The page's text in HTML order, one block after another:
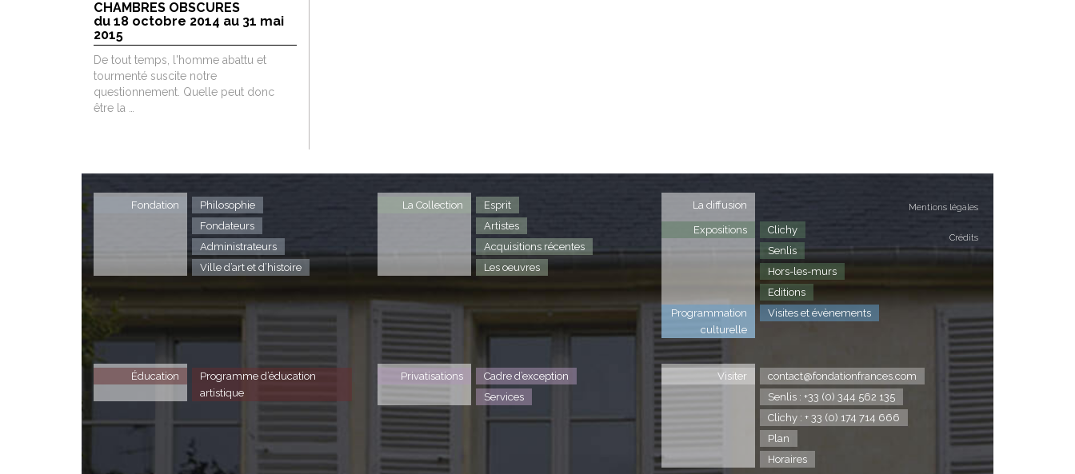
CHAMBRES OBSCURES
du 18 octobre 2014 au 31 mai
2015
De tout temps, l'homme abattu et
tourmenté suscite notre
questionnement. Quelle peut donc
être la …
Mentions légales
Crédits
Fondation
Philosophie
Fondateurs
Administrateurs
Ville d’art et d’histoire
La Collection
Esprit
Artistes
Acquisitions récentes
Les oeuvres
La diffusion
Expositions
Clichy
Senlis
Hors-les-murs
Editions
Programmation
culturelle
Visites et évènements
Éducation
Programme d’éducation
artistique
Privatisations
Cadre d’exception
Services
Visiter
contact@fondationfrances.com
Senlis : +33 (0) 344 562 135
Clichy : + 33 (0) 174 714 666
Plan
Horaires